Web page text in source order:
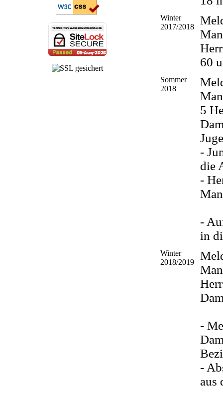
Winter
2017/2018
60
Sommer
2018
5
-
die
-
-
in
Winter
2018/2019
-
-
aus